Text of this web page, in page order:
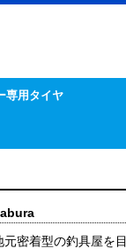
専用タイヤ
元密着型の釣具屋を目